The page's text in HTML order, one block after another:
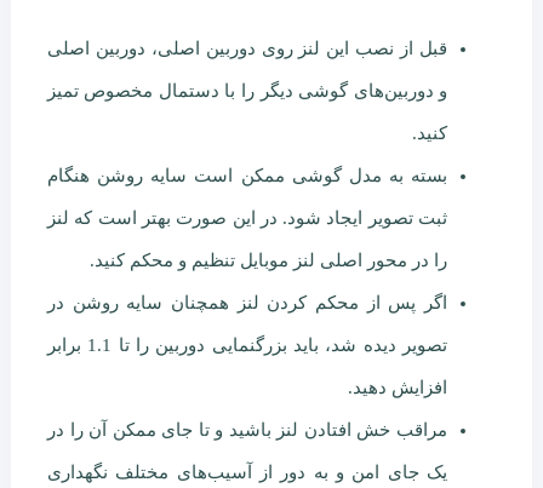
قبل از نصب این لنز روی دوربین اصلی، دوربین اصلی
و دوربین‌های گوشی دیگر را با دستمال مخصوص تمیز
کنید.
بسته به مدل گوشی ممکن است سایه روشن هنگام
ثبت تصویر ایجاد شود. در این صورت بهتر است که لنز
را در محور اصلی لنز موبایل تنظیم و محکم کنید.
اگر پس از محکم کردن لنز همچنان سایه روشن در
تصویر دیده شد، باید بزرگنمایی دوربین را تا 1.1 برابر
افزایش دهید.
مراقب خش افتادن لنز باشید و تا جای ممکن آن را در
یک جای امن و به دور از آسیب‌های مختلف نگهداری